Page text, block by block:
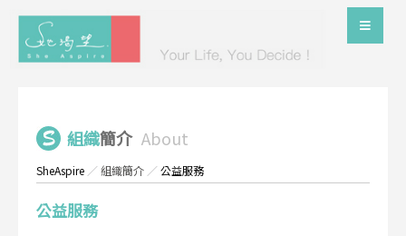
組織簡介 About
SheAspire ／組織簡介 ／公益服務
公益服務